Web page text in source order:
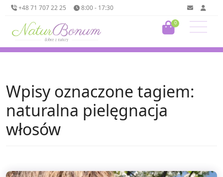
+48 71 707 22 25 8:00 - 17:30
0
Wpisy oznaczone tagiem:
naturalna pielęgnacja
włosów